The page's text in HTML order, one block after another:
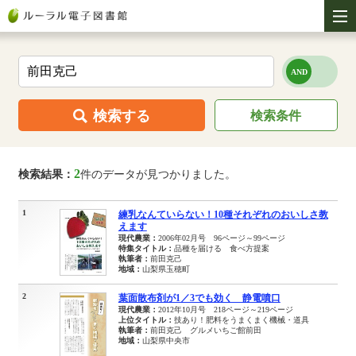
検索する 検索条件
検索結果： 2件のデータが見つかりました。
1
練乳なんていらない！10種それぞれのおいしさ教
えます
現代農業： 2006年02月号 96ページ～99ページ
特集タイトル： 品種を届ける 食べ方提案
執筆者： 前田克己
地域： 山梨県玉穂町
2 葉面散布剤が1／3でも効く 静電噴口
現代農業： 2012年10月号 218ページ～219ページ
上位タイトル： 技あり！肥料をうまくまく機械・道具
執筆者： 前田克己 グルメいちご館前田
地域： 山梨県中央市